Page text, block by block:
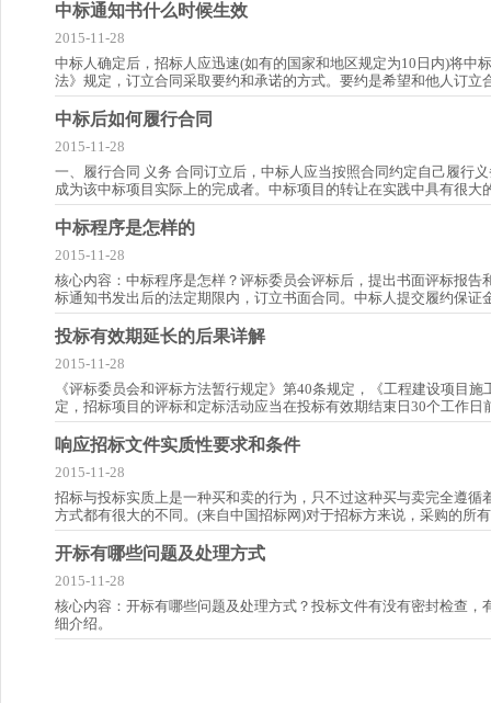
中标通知书什么时候生效
2015-11-28
中标人确定后，招标人应迅速(如有的国家和地区规定为10日内)将
法》规定，订立合同采取要约和承诺的方式。要约是希望和他人订
中标后如何履行合同
2015-11-28
一、履行合同 义务 合同订立后，中标人应当按照合同约定自己履行
成为该中标项目实际上的完成者。中标项目的转让在实践中具有很
中标程序是怎样的
2015-11-28
核心内容：中标程序是怎样？评标委员会评标后，提出书面评标报
标通知书发出后的法定期限内，订立书面合同。中标人提交履约保
投标有效期延长的后果详解
2015-11-28
《评标委员会和评标方法暂行规定》第40条规定，《工程建设项目
定，招标项目的评标和定标活动应当在投标有效期结束日30个工作
响应招标文件实质性要求和条件
2015-11-28
招标与投标实质上是一种买和卖的行为，只不过这种买与卖完全遵
方式都有很大的不同。(来自中国招标网)对于招标方来说，采购的所
开标有哪些问题及处理方式
2015-11-28
核心内容：开标有哪些问题及处理方式？投标文件有没有密封检查
细介绍。